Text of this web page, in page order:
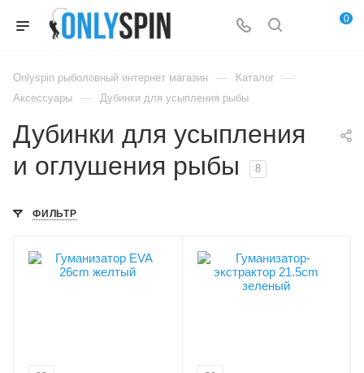
0
Onlyspin рыболовный интернет магазин — Каталог —
Аксессуары — Дубинки для усыпления рыбы
Дубинки для усыпления
и оглушения рыбы
8
ФИЛЬТР
Длина, см Длина, см
21.5